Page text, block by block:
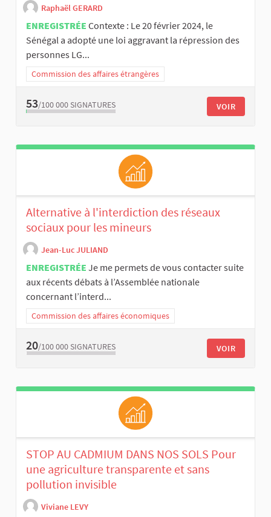
Raphaël GERARD
ENREGISTRÉE Contexte : Le 20 février 2024, le
Sénégal a adopté une loi aggravant la répression des
personnes LG...
Commission des affaires étrangères
53/100 000 SIGNATURES VOIR
Alternative à l'interdiction des réseaux
sociaux pour les mineurs
Jean-Luc JULIAND
ENREGISTRÉE Je me permets de vous contacter suite
aux récents débats à l’Assemblée nationale
concernant l’interd...
Commission des affaires économiques
20/100 000 SIGNATURES VOIR
STOP AU CADMIUM DANS NOS SOLS Pour
une agriculture transparente et sans
pollution invisible
Viviane LEVY